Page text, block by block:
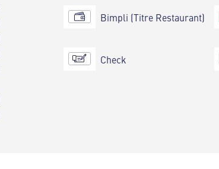
Bimpli (Titre Restaurant)
Check